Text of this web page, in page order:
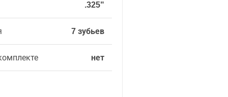
.325"
7 зубьев
нет